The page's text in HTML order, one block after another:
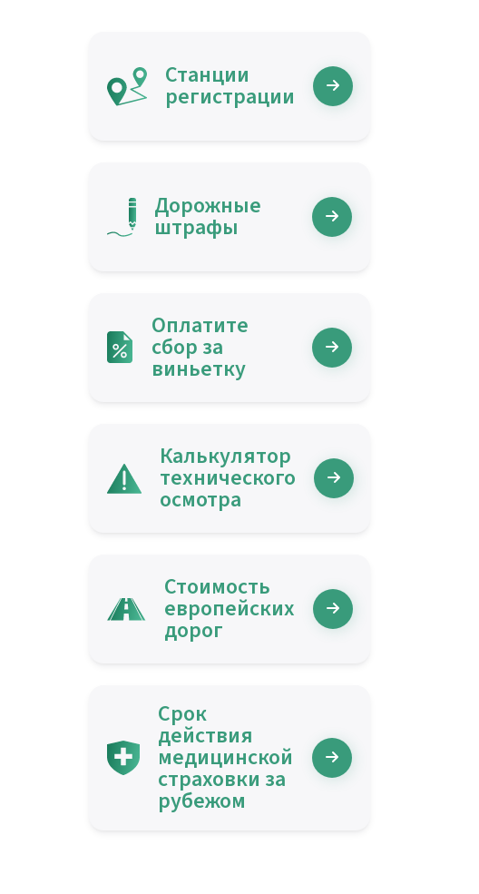
Станции
регистрации
Дорожные
штрафы
Оплатите
сбор за
виньетку
Калькулятор
технического
осмотра
Стоимость
европейских
дорог
Срок
действия
медицинской
страховки за
рубежом